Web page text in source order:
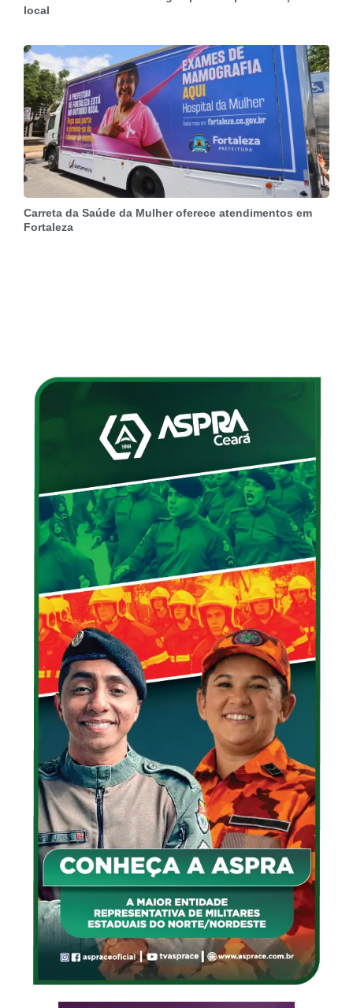
local
Carreta da Saúde da Mulher oferece atendimentos em
Fortaleza